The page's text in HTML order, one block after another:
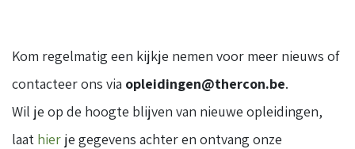
Kom regelmatig een kijkje nemen voor meer nieuws of
contacteer ons via opleidingen@thercon.be.
Wil je op de hoogte blijven van nieuwe opleidingen,
laat hier je gegevens achter en ontvang onze